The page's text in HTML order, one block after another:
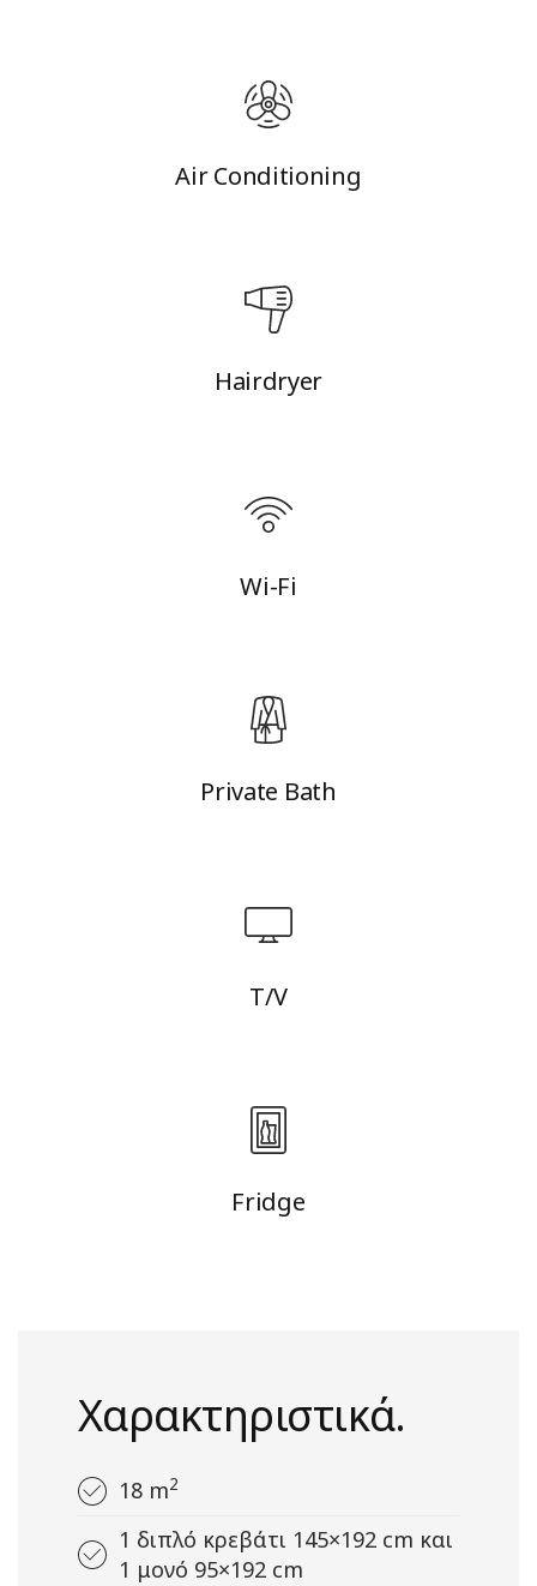
Air Conditioning
Hairdryer
Wi-Fi
Private Bath
T/V
Fridge
Χαρακτηριστικά.
18 m2
1 διπλό κρεβάτι 145×192 cm και
1 μονό 95×192 cm